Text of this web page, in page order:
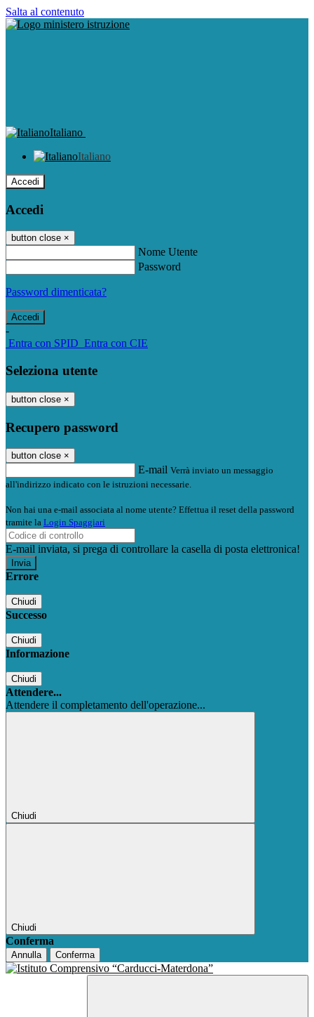
Salta al contenuto
Italiano
Italiano
Accedi
Accedi
button close ×
Nome Utente
Password
Password dimenticata?
-
Entra con SPID Entra con CIE
Seleziona utente
button close ×
Recupero password
button close ×
E-mail Verrà inviato un messaggio
all'indirizzo indicato con le istruzioni necessarie.
Non hai una e-mail associata al nome utente? Effettua il reset della password
tramite la Login Spaggiari
E-mail inviata, si prega di controllare la casella di posta elettronica!
Errore
Chiudi
Successo
Chiudi
Informazione
Chiudi
Attendere...
Attendere il completamento dell'operazione...
Chiudi
Chiudi
Conferma
Annulla Conferma